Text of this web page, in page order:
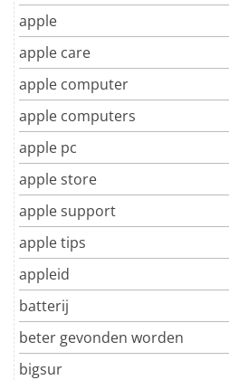
apple
apple care
apple computer
apple computers
apple pc
apple store
apple support
apple tips
appleid
batterij
beter gevonden worden
bigsur